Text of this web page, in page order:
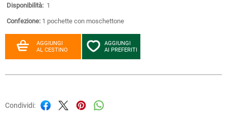
Disponibilità: 1
Confezione: 1 pochette con moschettone
AGGIUNGI
AL CESTINO
AGGIUNGI
AI PREFERITI
Condividi: